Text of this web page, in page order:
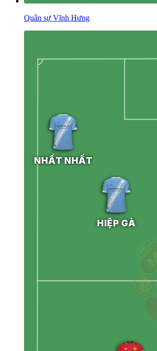
Quân sự Vĩnh Hưng